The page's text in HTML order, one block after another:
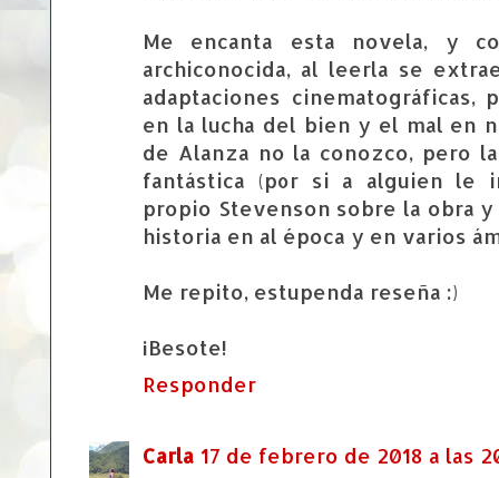
Me encanta esta novela, y
archiconocida, al leerla se
adaptaciones cinematográficas,
en la lucha del bien y el mal en
de Alanza no la conozco, pero
fantástica (por si a alguien le
propio Stevenson sobre la obra
historia en al época y en varios
Me repito, estupenda reseña :)
¡Besote!
Responder
Carla 17 de febrero de 2018 a las